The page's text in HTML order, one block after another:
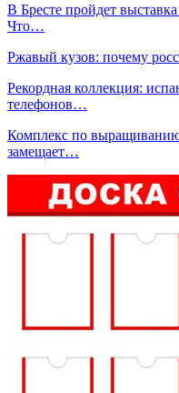
В Бресте пройдет
Что…
Ржавый кузов: почему
Рекордная коллекция:
телефонов…
Комплекс по
замещает…